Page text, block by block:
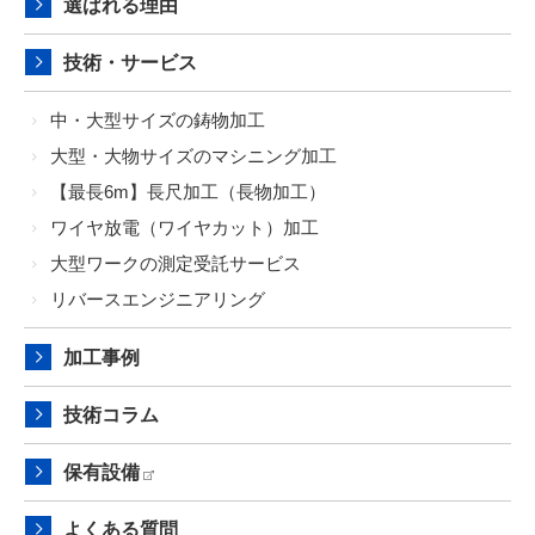
選ばれる理由
技術・サービス
中・大型サイズの鋳物加工
大型・大物サイズのマシニング加工
【最長6m】長尺加工（長物加工）
ワイヤ放電（ワイヤカット）加工
大型ワークの測定受託サービス
リバースエンジニアリング
加工事例
技術コラム
保有設備
よくある質問